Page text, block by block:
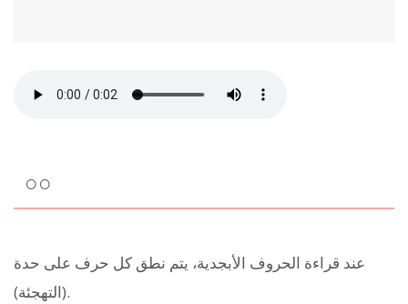
○○
عند قراءة الحروف الأبجدية، يتم نطق كل حرف على حدة
(التهجئة).